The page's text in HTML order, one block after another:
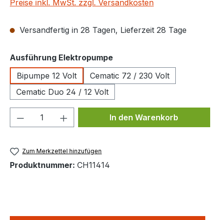
Preise inkl. MwSt. zzgl. Versandkosten
Versandfertig in 28 Tagen, Lieferzeit 28 Tage
Ausführung Elektropumpeauswählen
Bipumpe 12 Volt
Cematic 72 / 230 Volt
Cematic Duo 24 / 12 Volt
Produkt Anzahl: Gib denIn den Warenkorb
Zum Merkzettel hinzufügen
Produktnummer: CH11414